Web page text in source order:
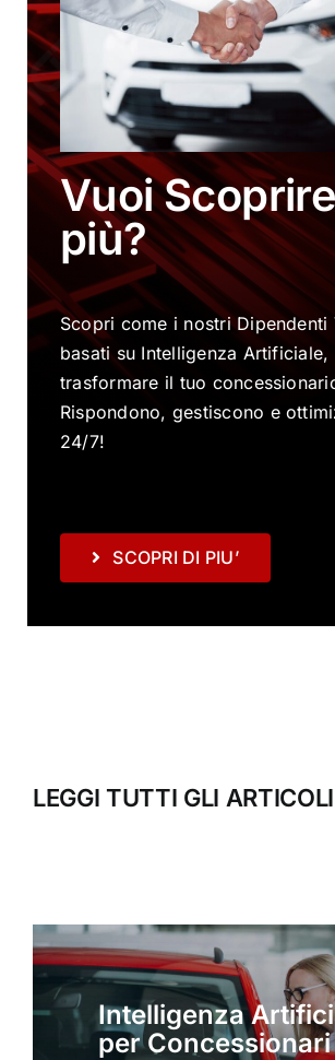
Vuoi
più?
Scopri come i nostri Dipendenti
basati su Intelligenza Artificiale,
trasformare il tuo
Rispondono, gestiscono e
24/7!
SCOPRI DI PIU’
LEGGI TUTTI GLI ARTICOLI
Intelligenza
per Concessionari